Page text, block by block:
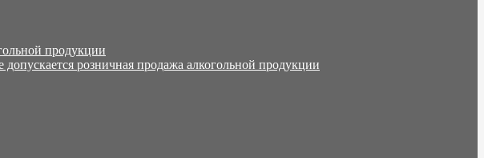
продукции
розничная продажа алкогольной продукции